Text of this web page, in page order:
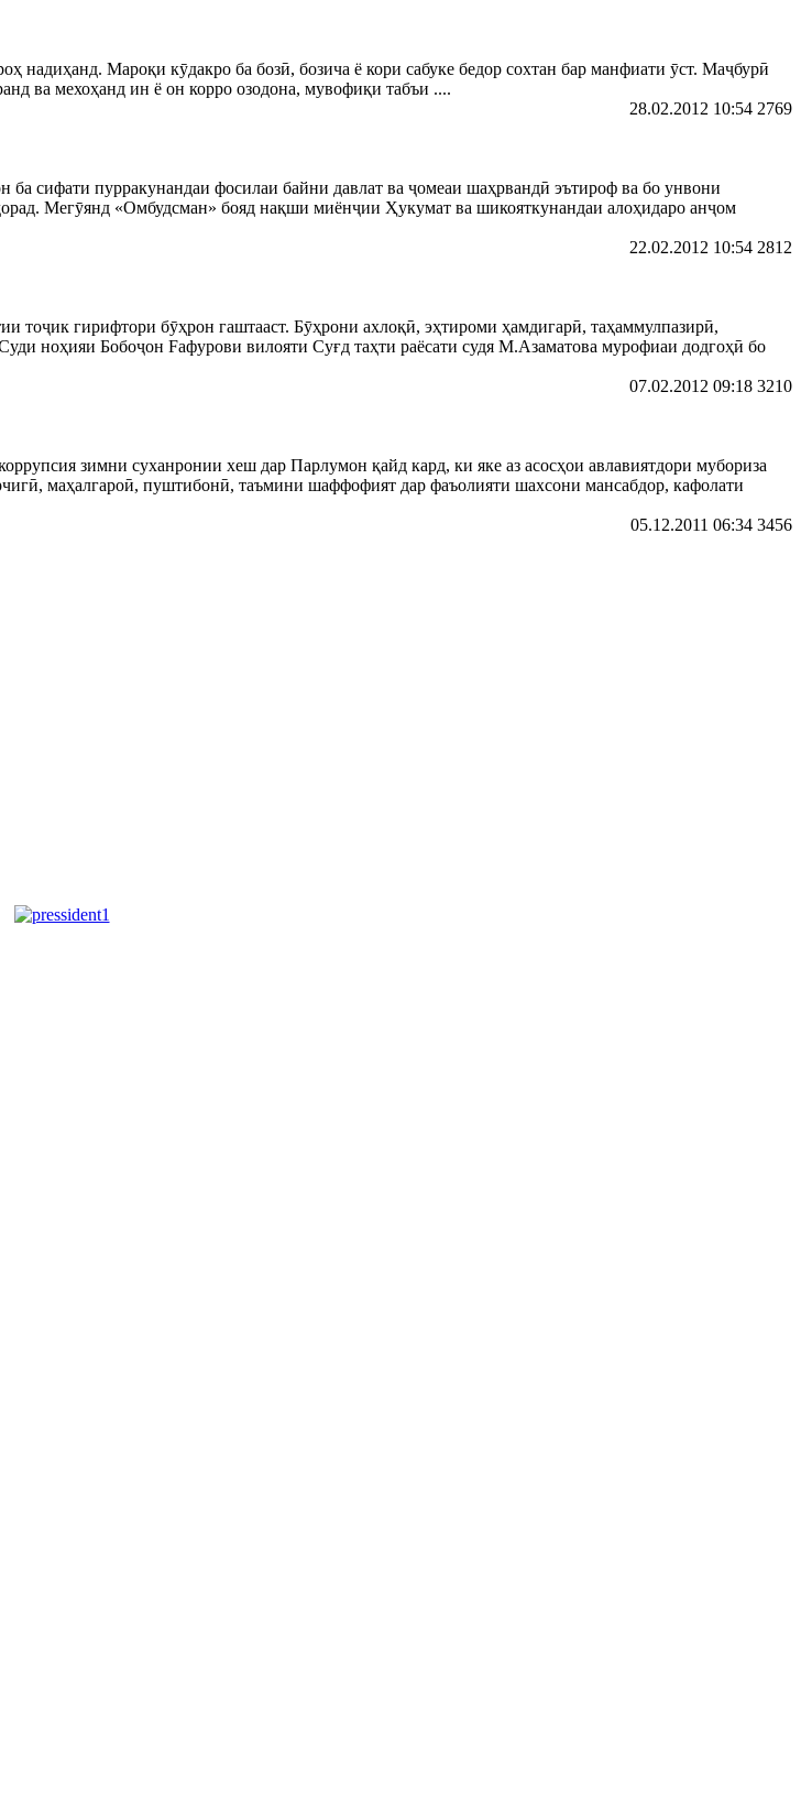
надиҳанд. Мароқи кӯдакро ба бозӣ, бозича ё кори сабуке бедор сохтан бар манфиати ӯст. Маҷбурӣ
ва мехоҳанд ин ё он корро озодона, мувофиқи табъи ....
28.02.2012 10:54 2769
сифати пурракунандаи фосилаи байни давлат ва ҷомеаи шаҳрвандӣ эътироф ва бо унвони
Мегӯянд «Омбудсман» бояд нақши миёнҷии Ҳукумат ва шикояткунандаи алоҳидаро анҷом
22.02.2012 10:54 2812
гирифтори бӯҳрон гаштааст. Бӯҳрони ахлоқӣ, эҳтироми ҳамдигарӣ, таҳаммулпазирӣ,
ноҳияи Бобоҷон Fафурови вилояти Суғд таҳти раёсати судя М.Азаматова мурофиаи додгоҳӣ бо
07.02.2012 09:18 3210
зимни суханронии хеш дар Парлумон қайд кард, ки яке аз асосҳои авлавиятдори мубориза
маҳалгароӣ, пуштибонӣ, таъмини шаффофият дар фаъолияти шахсони мансабдор, кафолати
05.12.2011 06:34 3456